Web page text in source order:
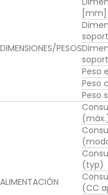
DIMENSIONES/PESOS
[mm]
Peso
Peso
Peso
ALIMENTACIÓN
(typ)
(CC